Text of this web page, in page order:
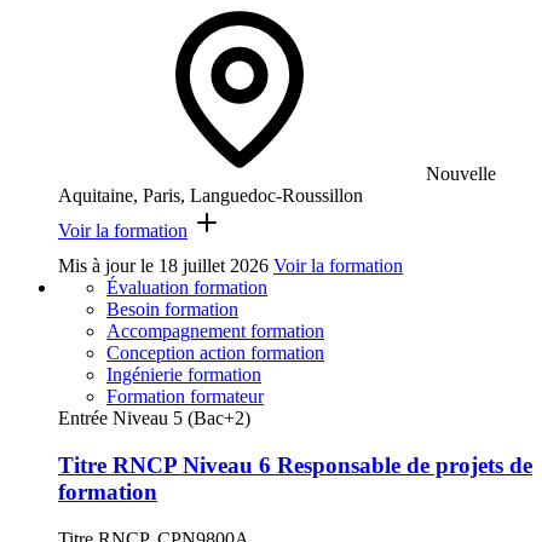
Nouvelle
Aquitaine, Paris, Languedoc-Roussillon
Voir la formation
Mis à jour le 18 juillet 2026 Voir la formation
Évaluation formation
Besoin formation
Accompagnement formation
Conception action formation
Ingénierie formation
Formation formateur
Entrée Niveau 5 (Bac+2)
Titre RNCP Niveau 6 Responsable de projets de
formation